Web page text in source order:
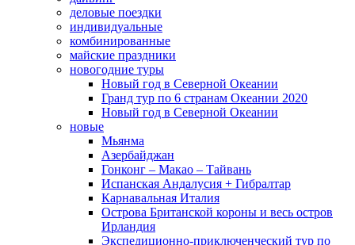
деловые поездки
индивидуальные
комбинированные
майские праздники
новогодние туры
Новый год в Северной Океании
Гранд тур по 6 странам Океании 2020
Новый год в Северной Океании
новые
Мьянма
Азербайджан
Гонконг – Макао – Тайвань
Испанская Андалусия + Гибралтар
Карнавальная Италия
Острова Британской короны и весь остров
Ирландия
Экспедиционно-приключенческий тур по